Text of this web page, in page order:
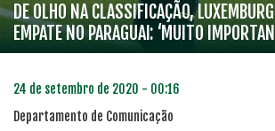
DE OLHO NA CLASSIFICAÇÃO,
EMPATE NO PARAGUAI: ‘MUITO
24 de setembro de 2020 - 00:16
Departamento de Comunicação